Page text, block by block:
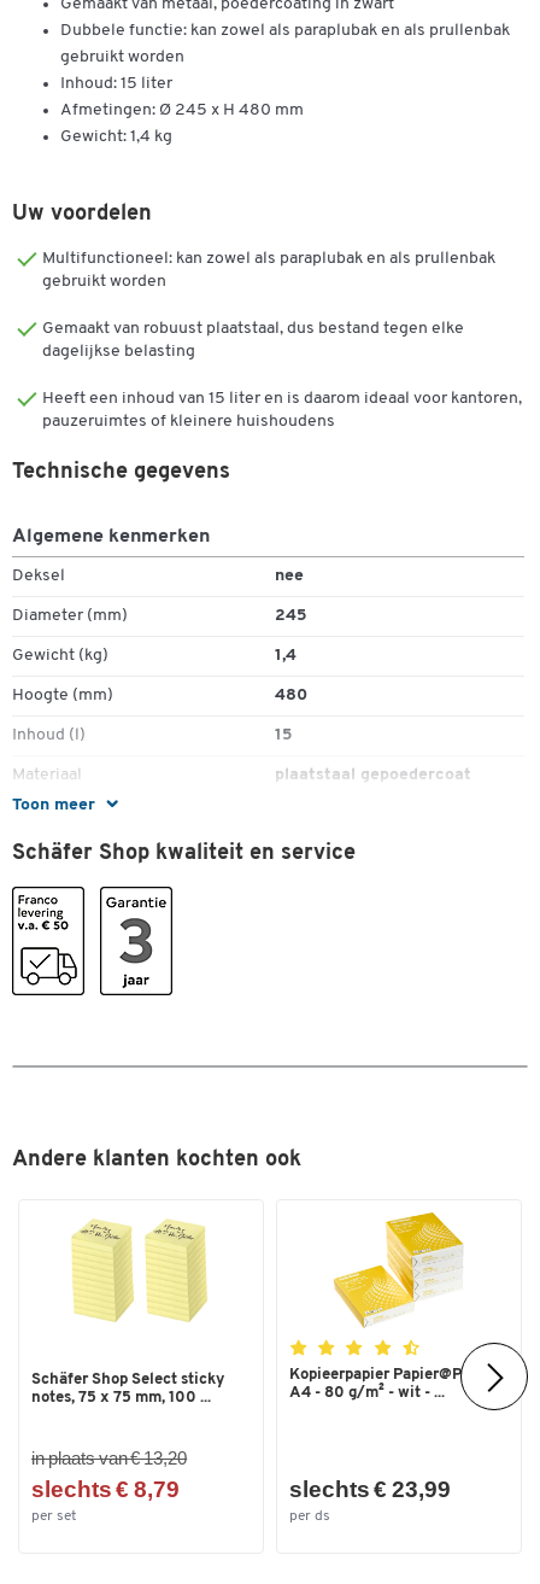
Gemaakt van metaal, poedercoating in zwart
Dubbele functie: kan zowel als paraplubak en als prullenbak
gebruikt worden
Inhoud: 15 liter
Afmetingen: Ø 245 x H 480 mm
Gewicht: 1,4 kg
Uw voordelen
Multifunctioneel: kan zowel als paraplubak en als prullenbak
gebruikt worden
Gemaakt van robuust plaatstaal, dus bestand tegen elke
dagelijkse belasting
Heeft een inhoud van 15 liter en is daarom ideaal voor kantoren,
pauzeruimtes of kleinere huishoudens
Toon meer
Technische gegevens
Algemene kenmerken
Deksel nee
Diameter (mm) 245
Gewicht (kg) 1,4
Hoogte (mm) 480
Inhoud (l) 15
Materiaal plaatstaal gepoedercoat
Afmetingen
Breedte (mm)
Diepte (mm)
Schäfer Shop kwaliteit en service
Andere klanten kochten ook
Schäfer Shop Select sticky
notes, 75 x 75 mm, 100 ...
in plaats van € 13,20
slechts € 8,79
per set
Kopieerpapier Papier@Print -
A4 - 80 g/m² - wit - ...
slechts € 23,99
per ds
Dubbelklik om in te zoomen